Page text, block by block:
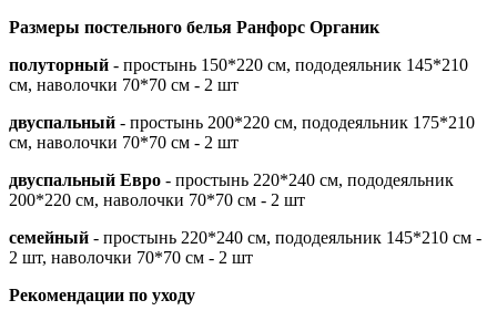
Размеры постельного белья Ранфорс Органик
полуторный - простынь 150*220 см, пододеяльник 145*210
см, наволочки 70*70 см - 2 шт
двуспальный - простынь 200*220 см, пододеяльник 175*210
см, наволочки 70*70 см - 2 шт
двуспальный Евро - простынь 220*240 см, пододеяльник
200*220 см, наволочки 70*70 см - 2 шт
семейный - простынь 220*240 см, пододеяльник 145*210 см -
2 шт, наволочки 70*70 см - 2 шт
Рекомендации по уходу